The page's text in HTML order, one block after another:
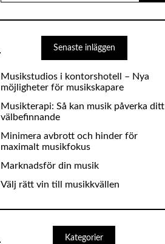
Senaste inläggen
Musikstudios i kontorshotell – Nya
möjligheter för musikskapare
Musikterapi: Så kan musik påverka ditt
välbefinnande
Minimera avbrott och hinder för
maximalt musikfokus
Marknadsför din musik
Välj rätt vin till musikkvällen
Kategorier